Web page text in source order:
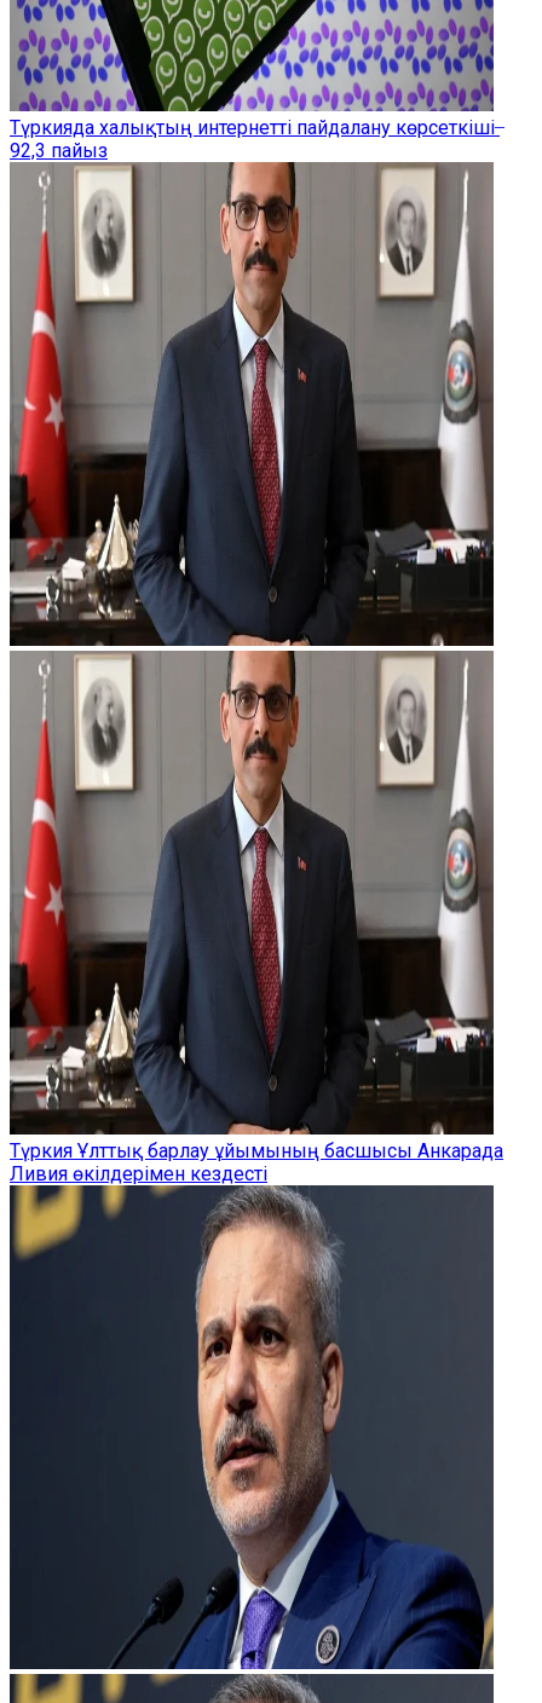
Түркияда халықтың интернетті пайдалану көрсеткіші ̶
92,3 пайыз
Түркия Ұлттық барлау ұйымының басшысы Анкарада
Ливия өкілдерімен кездесті